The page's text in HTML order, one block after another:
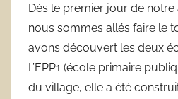
r
a
d
m
i
Dès le premier jour de notre
nous sommes allés faire le
avons découvert les deux
L’EPP1 (école primaire
du village, elle a été